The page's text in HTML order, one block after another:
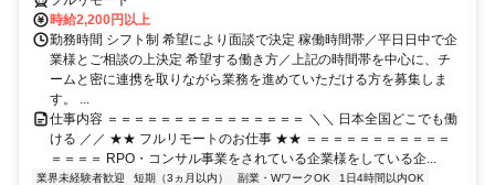
時給2,200円以上
勤務時間 シフト制 希望により面談で決定 稼働時間帯／平日日中で企
業様とご相談の上決定 希望する働き方／上記の時間帯を中心に、チ
ームと密に連携を取りながら業務を進めていただける方を募集しま
す。 ...
仕事内容 ＝＝＝＝＝＝＝＝＝＝＝＝＝＝＝ ＼＼ 日本全国どこでも働
ける ／／ ★★ フルリモートのお仕事 ★★ ＝＝＝＝＝＝＝＝＝＝＝
＝＝＝＝ RPO・コンサル事業をされている企業様をしている企...
業界未経験者歓迎 短期（3ヵ月以内） 副業・WワークOK
1日4時間以内OK